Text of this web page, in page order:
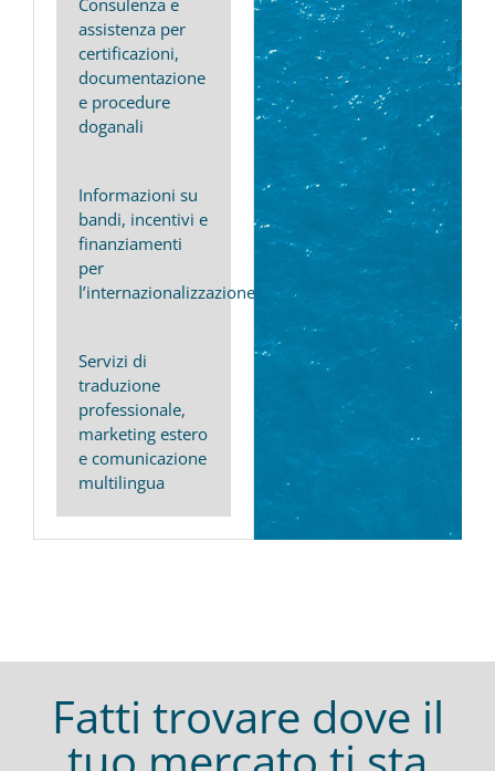
Consulenza e
assistenza per
certificazioni,
documentazione
e procedure
doganali
Informazioni su
bandi, incentivi e
finanziamenti
per
l’internazionalizzazione
Servizi di
traduzione
professionale,
marketing estero
e comunicazione
multilingua
Fatti trovare dove il